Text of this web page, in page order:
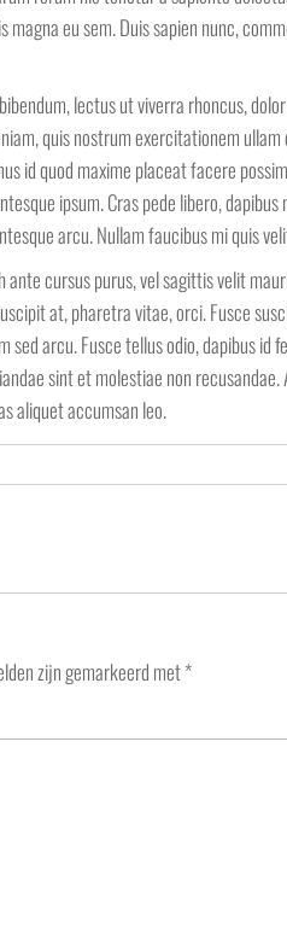
eu sem. Duis sapien nunc,
lectus ut viverra rhoncus,
quis nostrum exercitationem
id quod maxime placeat facere
ipsum. Cras pede libero,
arcu. Nullam faucibus mi quis
cursus purus, vel sagittis velit
at, pharetra vitae, orci. Fusce
arcu. Fusce tellus odio, dapibus
sint et molestiae non
aliquet accumsan leo.
zijn gemarkeerd met*